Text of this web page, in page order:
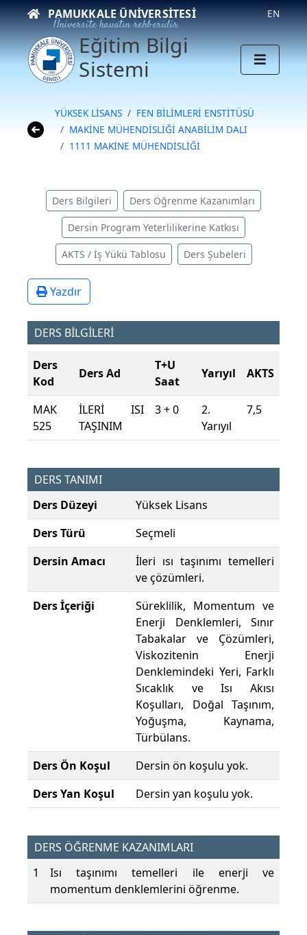
PAMUKKALE ÜNIVERSITESI
Üniversite hayatın rehberidir
EN
Eğitim Bilgi
Sistemi
YÜKSEK LİSANS
FEN BİLİMLERİ ENSTİTÜSÜ
MAKİNE MÜHENDİSLİĞİ ANABİLİM DALI
1111 MAKİNE MÜHENDİSLİĞİ
Ders Bilgileri Ders Öğrenme Kazanımları
Dersin Program Yeterlilikerine Katkısı
AKTS / İş Yükü Tablosu Ders Şubeleri
Yazdır
DERS BİLGİLERİ
Ders
Kod
Ders Ad
T+U
Saat
Yarıyıl AKTS
MAK
525
İLERİ ISI
TAŞINIM
3 + 0
2.
Yarıyıl
7,5
DERS TANIMI
Ders Düzeyi
Yüksek Lisans
Ders Türü
Seçmeli
Dersin Amacı
İleri ısı taşınımı temelleri
ve çözümleri.
Ders İçeriği
Süreklilik, Momentum ve
Enerji Denklemleri, Sınır
Tabakalar ve Çözümleri,
Viskozitenin Enerji
Denklemindeki Yeri, Farklı
Sıcaklık ve Isı Akısı
Koşulları, Doğal Taşınım,
Yoğuşma, Kaynama,
Türbülans.
Ders Ön Koşul
Dersin ön koşulu yok.
Ders Yan Koşul
Dersin yan koşulu yok.
DERS ÖĞRENME KAZANIMLARI
1
Isı taşınımı temelleri ile enerji ve
momentum denklemlerini öğrenme.